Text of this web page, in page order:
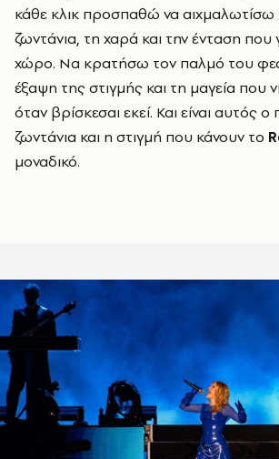
κάθε κλικ προσπαθώ να
ζωντάνια, τη χαρά και την ένταση που
χώρο. Να κρατήσω τον παλμό του
έξαψη της στιγμής και τη μαγεία που
όταν βρίσκεσαι εκεί. Και είναι αυτός
ζωντάνια και η στιγμή που κάνουν το
μοναδικό.